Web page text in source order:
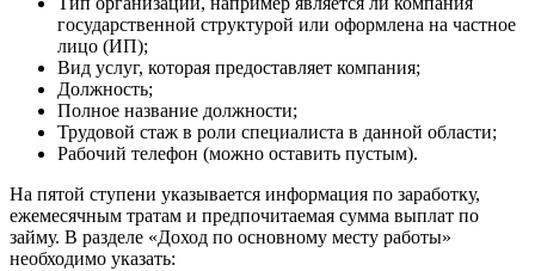
государственной структурой или оформлена на частное
лицо (ИП);
Вид услуг, которая предоставляет компания;
Должность;
Полное название должности;
Трудовой стаж в роли специалиста в данной области;
Рабочий телефон (можно оставить пустым).
На пятой ступени указывается информация по заработку,
ежемесячным тратам и предпочитаемая сумма выплат по
займу. В разделе «Доход по основному месту работы»
необходимо указать: